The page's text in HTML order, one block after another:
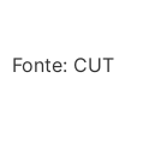
Fonte: CUT